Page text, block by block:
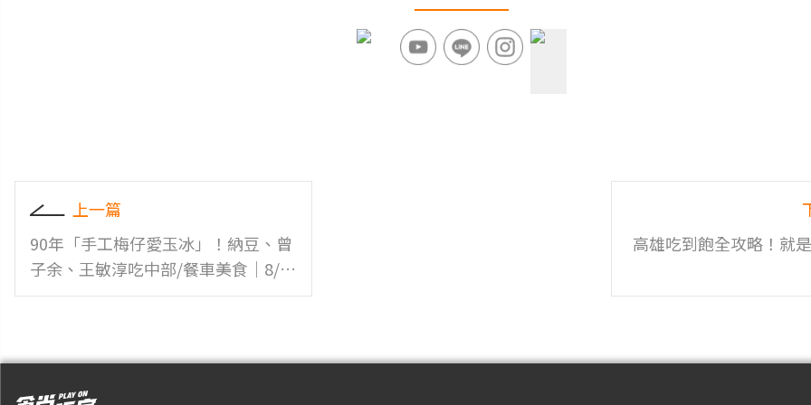
上一篇
90年「手工梅仔愛玉冰」！納豆、曾
子余、王敏淳吃中部/餐車美食｜8/5
店家資訊
高雄吃到飽全攻略！就